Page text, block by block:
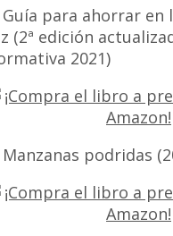
para ahorrar en
(2ª edición
2021)
podridas